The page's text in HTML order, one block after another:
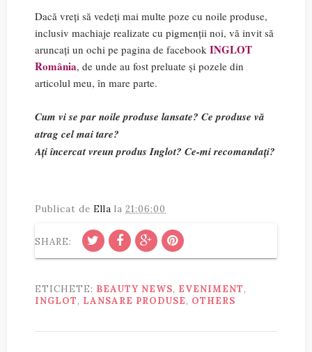
Dacă vreți să vedeți mai multe poze cu noile produse,
inclusiv machiaje realizate cu pigmenții noi, vă invit să
aruncați un ochi pe pagina de facebook INGLOT
România, de unde au fost preluate și pozele din
articolul meu, în mare parte.
Cum vi se par noile produse lansate? Ce produse vă
atrag cel mai tare?
Ați încercat vreun produs Inglot? Ce-mi recomandați?
Publicat de Ella la 21:06:00
SHARE:
ETICHETE: BEAUTY NEWS, EVENIMENT,
INGLOT, LANSARE PRODUSE, OTHERS